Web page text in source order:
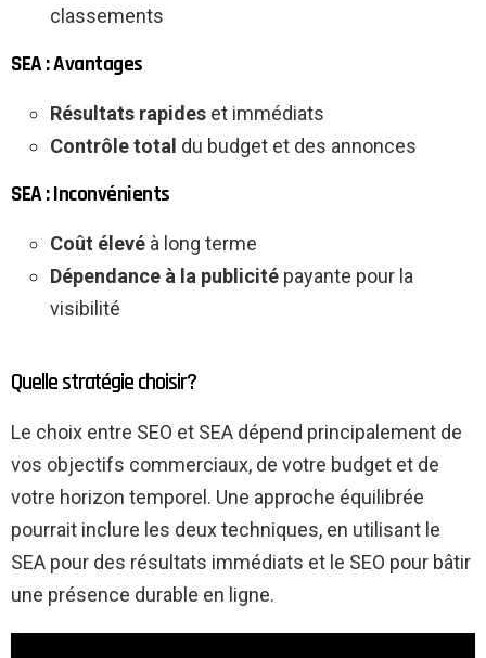
classements
SEA : Avantages
Résultats rapides et immédiats
Contrôle total du budget et des annonces
SEA : Inconvénients
Coût élevé à long terme
Dépendance à la publicité payante pour la
visibilité
Quelle stratégie choisir?
Le choix entre SEO et SEA dépend principalement de
vos objectifs commerciaux, de votre budget et de
votre horizon temporel. Une approche équilibrée
pourrait inclure les deux techniques, en utilisant le
SEA pour des résultats immédiats et le SEO pour bâtir
une présence durable en ligne.